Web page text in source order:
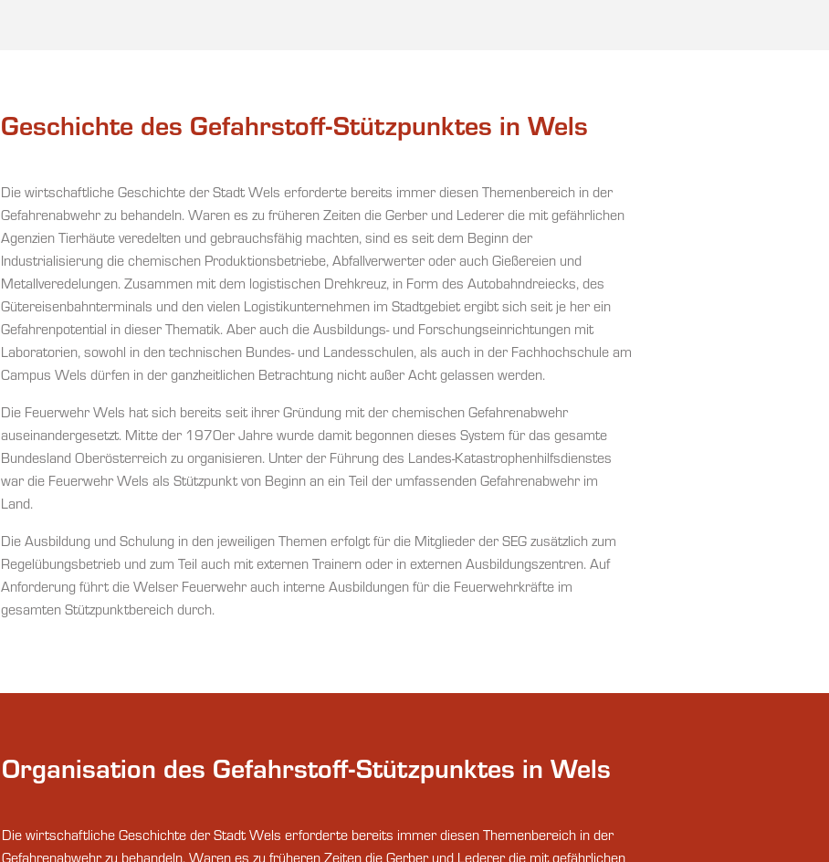
Geschichte des Gefahrstoff-Stützpunktes in Wels
Die wirtschaftliche Geschichte der Stadt Wels erforderte bereits immer diesen Themenbereich in der
Gefahrenabwehr zu behandeln. Waren es zu früheren Zeiten die Gerber und Lederer die mit gefährlichen
Agenzien Tierhäute veredelten und gebrauchsfähig machten, sind es seit dem Beginn der
Industrialisierung die chemischen Produktionsbetriebe, Abfallverwerter oder auch Gießereien und
Metallveredelungen. Zusammen mit dem logistischen Drehkreuz, in Form des Autobahndreiecks, des
Gütereisenbahnterminals und den vielen Logistikunternehmen im Stadtgebiet ergibt sich seit je her ein
Gefahrenpotential in dieser Thematik. Aber auch die Ausbildungs- und Forschungseinrichtungen mit
Laboratorien, sowohl in den technischen Bundes- und Landesschulen, als auch in der Fachhochschule am
Campus Wels dürfen in der ganzheitlichen Betrachtung nicht außer Acht gelassen werden.
Die Feuerwehr Wels hat sich bereits seit ihrer Gründung mit der chemischen Gefahrenabwehr
auseinandergesetzt. Mitte der 1970er Jahre wurde damit begonnen dieses System für das gesamte
Bundesland Oberösterreich zu organisieren. Unter der Führung des Landes-Katastrophenhilfsdienstes
war die Feuerwehr Wels als Stützpunkt von Beginn an ein Teil der umfassenden Gefahrenabwehr im
Land.
Die Ausbildung und Schulung in den jeweiligen Themen erfolgt für die Mitglieder der SEG zusätzlich zum
Regelübungsbetrieb und zum Teil auch mit externen Trainern oder in externen Ausbildungszentren. Auf
Anforderung führt die Welser Feuerwehr auch interne Ausbildungen für die Feuerwehrkräfte im
gesamten Stützpunktbereich durch.
Organisation des Gefahrstoff-Stützpunktes in Wels
Die wirtschaftliche Geschichte der Stadt Wels erforderte bereits immer diesen Themenbereich in der